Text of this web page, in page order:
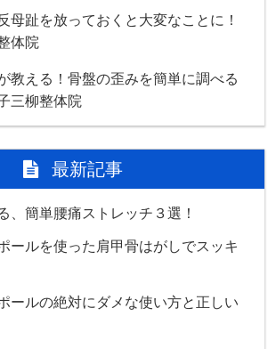
母趾を放っておくと大変なことに！
体院
教える！骨盤の歪みを簡単に調べる
三柳整体院
最新記事
、簡単腰痛ストレッチ３選！
ールを使った肩甲骨はがしでスッキ
ールの絶対にダメな使い方と正しい